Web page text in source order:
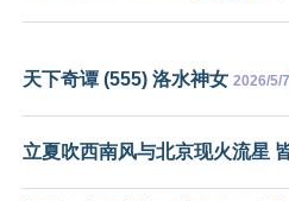
天下奇谭 (555) 洛水神女 2026/5/7
立夏吹西南风与北京现火流星